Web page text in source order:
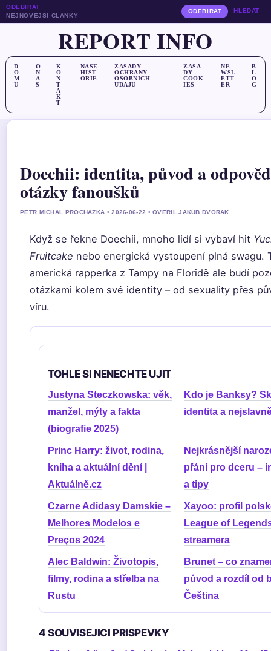
ODEBIRAT
NEJNOVEJSI CLANKY
ODEBIRAT HLEDAT
REPORT INFO
D
O
M
U
O
N
A
S
K
O
N
T
A
K
T
NASE
HIST
ORIE
ZASADY
OCHRANY
OSOBNICH
UDAJU
ZASA
DY
COOK
IES
NE
WSL
ETT
ER
B
L
O
G
Doechii: identita, původ a
otázky fanoušků
PETR MICHAL PROCHAZKA • 2026-06-22 • OVERIL JAKUB DVORAK
Když se řekne Doechii, mnoho lidí si vybaví hit
Fruitcake nebo energická vystoupení plná swagu.
americká rapperka z Tampy na Floridě ale budí
otázkami kolem své identity – od sexuality přes
víru.
TOHLE SI NENECHTE UJIT
Justyna Steczkowska: věk,
manžel, mýty a fakta
(biografie 2025)
Kdo je Banksy?
identita a
Princ Harry: život, rodina,
kniha a aktuální dění |
Aktuálně.cz
Nejkrásnější
přání pro dceru –
a tipy
Czarne Adidasy Damskie –
Melhores Modelos e
Preços 2024
Xayoo: profil
League of
streamera
Alec Baldwin: Životopis,
filmy, rodina a střelba na
Rustu
Brunet – co
původ a rozdíl od
Čeština
4 SOUVISEJICI PRISPEVKY